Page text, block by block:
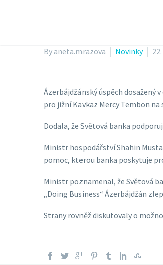
By aneta.mrazova Novinky
Ázerbájdžánský úspěch
pro jižní Kavkaz Mercy Tembon
Dodala, že Světová banka
Ministr hospodářství Shahin
pomoc, kterou banka poskytuje
Ministr poznamenal, že Světová
„Doing Business“ Ázerbájdžán
Strany rovněž diskutovaly o